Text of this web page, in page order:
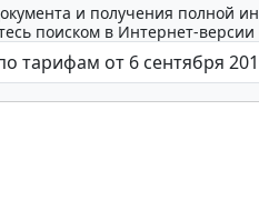
и получения полной
поиском в Интернет-